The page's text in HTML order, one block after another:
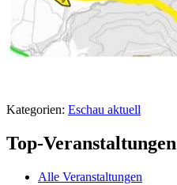
Kategorien: Eschau aktuell
Top-Veranstaltungen
Alle Veranstaltungen